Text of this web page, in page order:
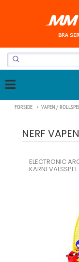
FORSIDE VAPEN /
NERF VAPEN
ELECTRONIC